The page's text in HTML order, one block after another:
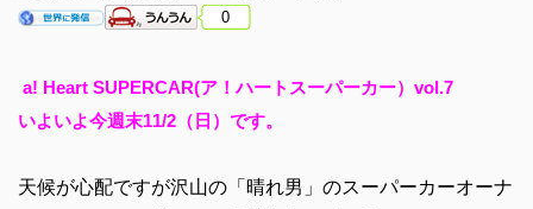
0
a! Heart SUPERCAR(ア！ハートスーパーカー）vol.7
いよいよ今週末11/2（日）です。
天候が心配ですが沢山の「晴れ男」のスーパーカーオーナ